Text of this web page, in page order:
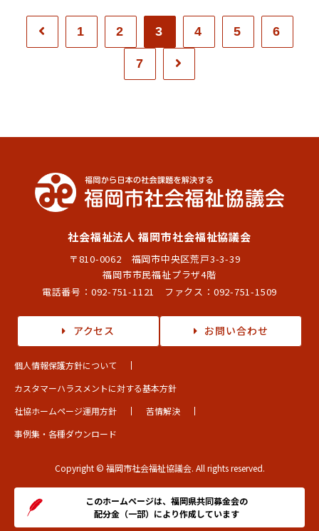
1 2 3 4 5 6
7
社会福祉法人 福岡市社会福祉協議会
〒810-0062 福岡市中央区荒戸3-3-39
福岡市市民福祉プラザ4階
電話番号： 092-751-1121 ファクス：092-751-1509
アクセス お問い合わせ
個人情報保護方針について
カスタマーハラスメントに対する基本方針
社協ホームページ運用方針
苦情解決
事例集・各種ダウンロード
Copyright © 福岡市社会福祉協議会. All rights reserved.
このホームページは、福岡県共同募金会の
配分金（一部）により作成しています